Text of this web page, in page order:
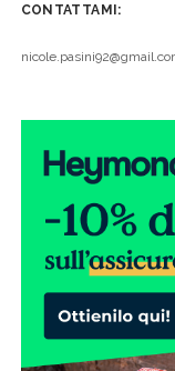
CONTATTAMI: